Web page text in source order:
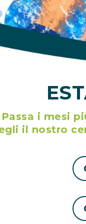
Passa i mesi
il nostro